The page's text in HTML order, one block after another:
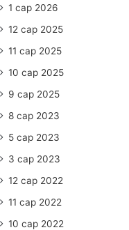
1 сар 2026
12 сар 2025
11 сар 2025
10 сар 2025
9 сар 2025
8 сар 2023
5 сар 2023
3 сар 2023
12 сар 2022
11 сар 2022
10 сар 2022